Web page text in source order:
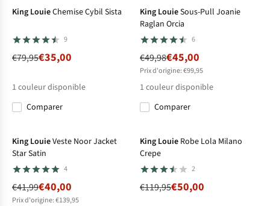
King LouieChemise Cybil Sista
9
€79,95€35,00
1 couleur disponible
Comparer
King LouieSous-Pull Joanie
Raglan Orcia
6
€49,98€45,00
Prix d'origine: €99,95
1 couleur disponible
Comparer
King LouieVeste Noor Jacket
Star Satin
4
€41,99€40,00
Prix d'origine: €139,95
King Louie Robe Lola Milano
Crepe
2
€119,95€50,00